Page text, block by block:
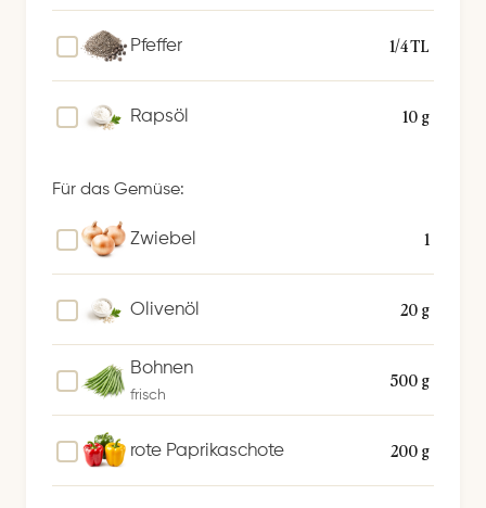
1/4 TL
Pfeffer
10 g
Rapsöl
Für das Gemüse:
1
Zwiebel
20 g
Olivenöl
500 g
Bohnen
frisch
200 g
rote Paprikaschote